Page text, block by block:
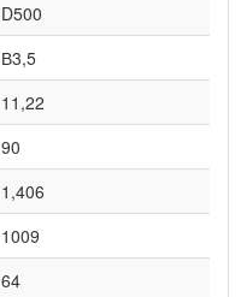
D500
В3,5
11,22
90
1,406
1009
64